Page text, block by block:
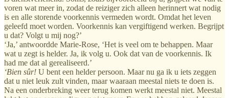
voren wat meer in, zodat de reiziger zich alleen herinnert wat nodig
is en alle storende voorkennis vermeden wordt. Omdat het leven
geleefd moet worden. Voorkennis kan vergiftigend werken. Begrijpt
u dat? Volgt u mij nog?’
‘Ja,’ antwoordde Marie-Rose, ‘Het is veel om te behappen. Maar
wat u zegt is helder. Ja, ik volg u. Ook dat van de voorkennis. Ik
had me dat al gerealiseerd.’
‘Bien sûr! U bent een helder persoon. Maar nu ga ik u iets zeggen
dat u niet leuk zult vinden, maar waaraan meestal niets te doen is.
Na een onderbreking weer terug komen werkt meestal niet. Meestal